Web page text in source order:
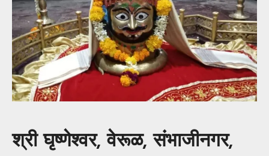
श्री घृष्णेश्वर, वेरूळ, संभाजीनगर,